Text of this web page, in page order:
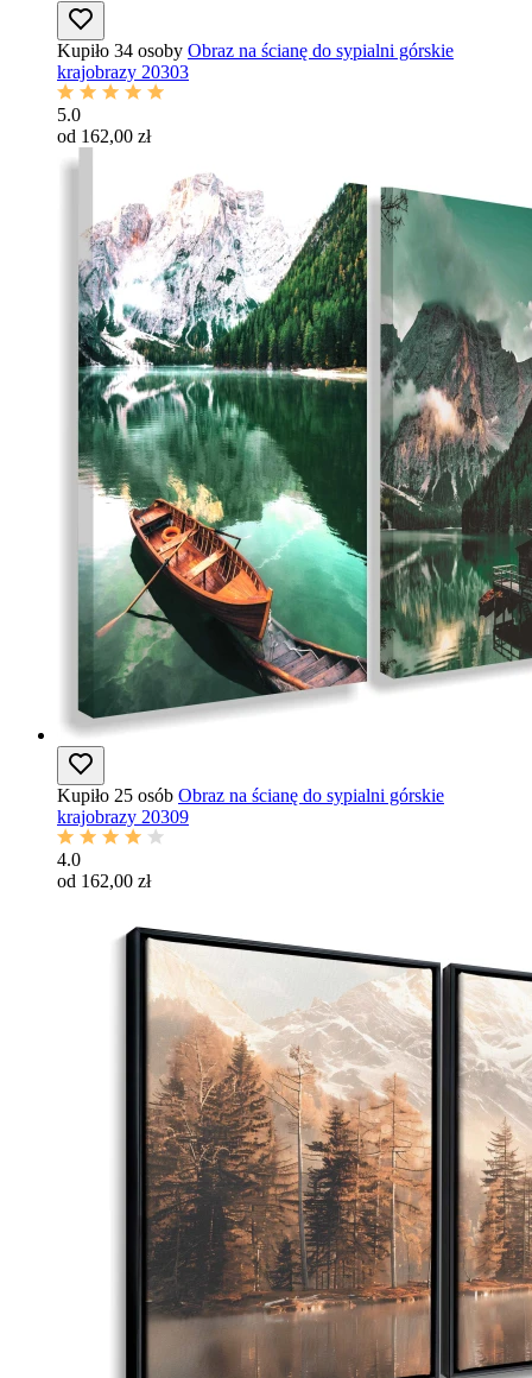
Kupiło 34 osoby Obraz na ścianę do sypialni górskie
krajobrazy 20303
5.0
od 162,00 zł
Kupiło 25 osób Obraz na ścianę do sypialni górskie
krajobrazy 20309
4.0
od 162,00 zł